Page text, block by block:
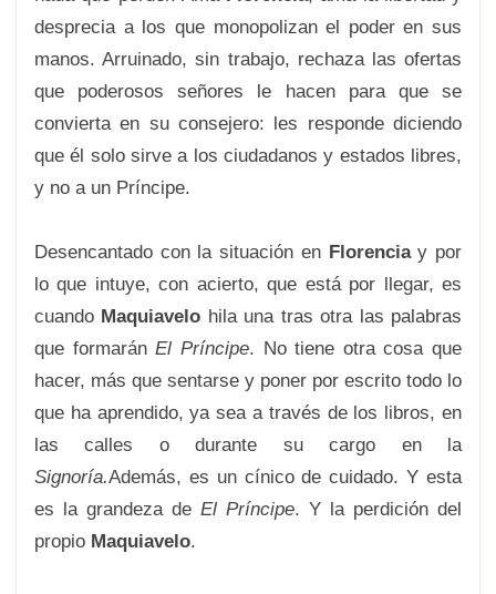
desprecia a los que monopolizan el poder en sus
manos. Arruinado, sin trabajo, rechaza las ofertas
que poderosos señores le hacen para que se
convierta en su consejero: les responde diciendo
que él solo sirve a los ciudadanos y estados libres,
y no a un Príncipe.
Desencantado con la situación en Florenciay por
lo que intuye, con acierto, que está por llegar, es
cuando Maquiavelo hila una tras otra las palabras
que formaránEl Príncipe. No tiene otra cosa que
hacer, más que sentarse y poner por escrito todo lo
que ha aprendido, ya sea a través de los libros, en
las calles o durante su cargo en la
Signoría.Además, es un cínico de cuidado. Y esta
es la grandeza de El Príncipe. Y la perdición del
propio Maquiavelo.